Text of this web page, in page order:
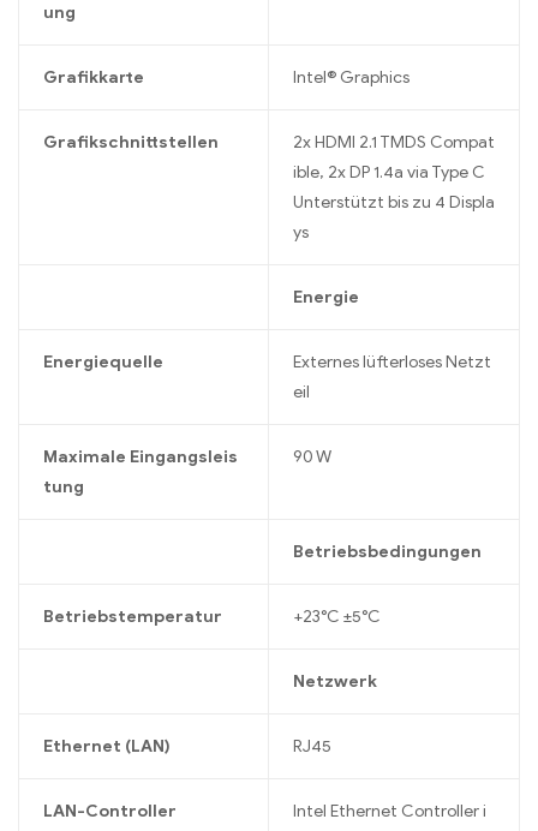
ung
Grafikkarte Intel® Graphics
Grafikschnittstellen
2x HDMI 2.1 TMDS Compat
ible, 2x DP 1.4a via Type C
Unterstützt bis zu 4 Displa
ys
Energie
Energiequelle
Externes lüfterloses Netzt
eil
Maximale Eingangsleis
tung
90 W
Betriebsbedingungen
Betriebstemperatur +23°C ±5°C
Netzwerk
Ethernet (LAN) RJ45
LAN-Controller
Intel Ethernet Controller i